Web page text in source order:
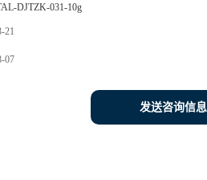
DJTZK-031-10g
21
07
发送咨询信息